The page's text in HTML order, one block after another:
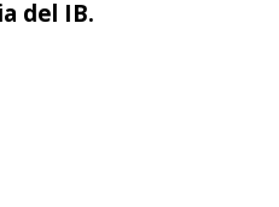
del IB.